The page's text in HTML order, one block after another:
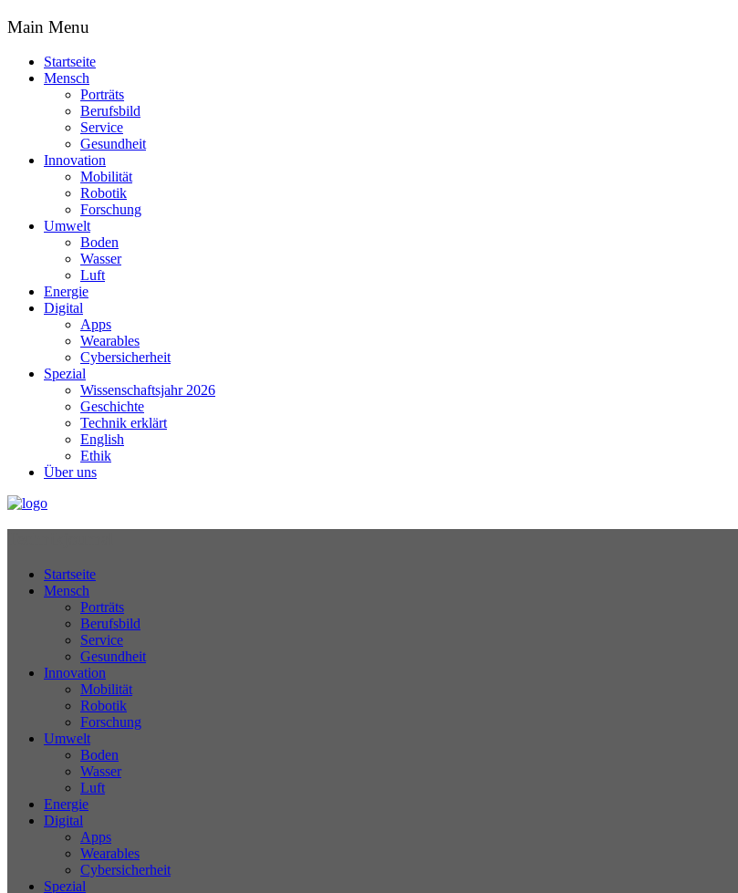
Main Menu
Startseite
Mensch
Porträts
Berufsbild
Service
Gesundheit
Innovation
Mobilität
Robotik
Forschung
Umwelt
Boden
Wasser
Luft
Energie
Digital
Apps
Wearables
Cybersicherheit
Spezial
Wissenschaftsjahr 2026
Geschichte
Technik erklärt
English
Ethik
Über uns
Startseite
Mensch
Porträts
Berufsbild
Service
Gesundheit
Innovation
Mobilität
Robotik
Forschung
Umwelt
Boden
Wasser
Luft
Energie
Digital
Apps
Wearables
Cybersicherheit
Spezial